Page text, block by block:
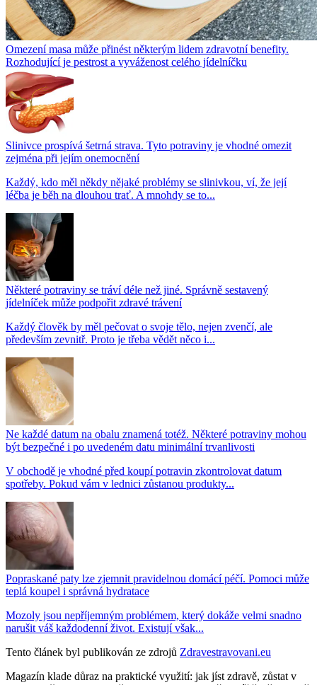
Omezení masa může přinést některým lidem zdravotní benefity.
Rozhodující je pestrost a vyváženost celého jídelníčku
Slinivce prospívá šetrná strava. Tyto potraviny je vhodné omezit
zejména při jejím onemocnění
Každý, kdo měl někdy nějaké problémy se slinivkou, ví, že její
léčba je běh na dlouhou trať. A mnohdy se to...
Některé potraviny se tráví déle než jiné. Správně sestavený
jídelníček může podpořit zdravé trávení
Každý člověk by měl pečovat o svoje tělo, nejen zvenčí, ale
především zevnitř. Proto je třeba vědět něco i...
Ne každé datum na obalu znamená totéž. Některé potraviny mohou
být bezpečné i po uvedeném datu minimální trvanlivosti
V obchodě je vhodné před koupí potravin zkontrolovat datum
spotřeby. Pokud vám v lednici zůstanou produkty...
Popraskané paty lze zjemnit pravidelnou domácí péčí. Pomoci může
teplá koupel i správná hydratace
Mozoly jsou nepříjemným problémem, který dokáže velmi snadno
narušit váš každodenní život. Existují však...
Tento článek byl publikován ze zdrojů Zdravestravovani.eu
Magazín klade důraz na praktické využití: jak jíst zdravě, zůstat v